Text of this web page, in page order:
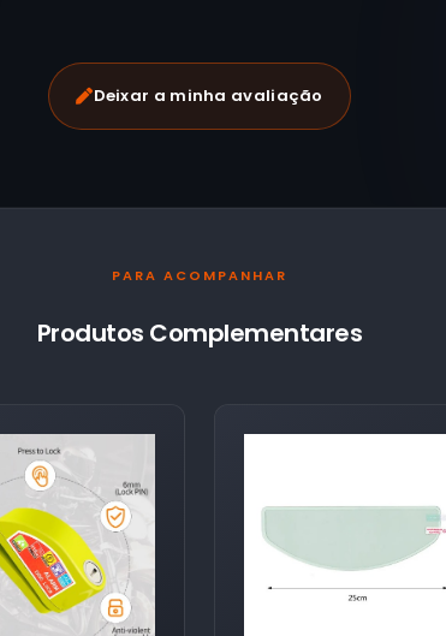
Deixar a minha avaliação
PARA ACOMPANHAR
Produtos Complementares